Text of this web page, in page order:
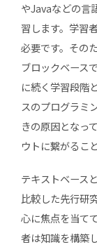
やJavaなどの言
習します。学習
必要です。その
ブロックベース
に続く学習段階
スのプログラミ
きの原因となっ
ウトに繋がるこ
テキストベース
比較した先行研
心に焦点を当て
者は知識を構築